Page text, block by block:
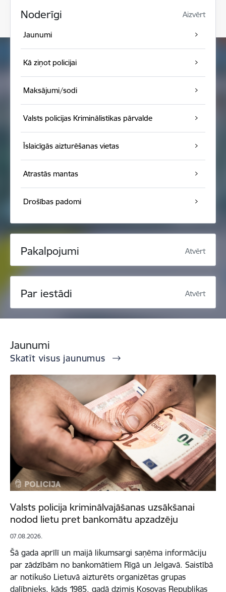
Noderīgi Aizvērt
Jaunumi
Kā ziņot policijai
Maksājumi/sodi
Valsts policijas Kriminālistikas pārvalde
Īslaicīgās aizturēšanas vietas
Atrastās mantas
Drošības padomi
Pakalpojumi Atvērt
Par iestādi Atvērt
Jaunumi
Skatīt visus jaunumus
Valsts policija kriminālvajāšanas uzsākšanai
nodod lietu pret bankomātu apzadzēju
07.08.2026.
Šā gada aprīlī un maijā likumsargi saņēma informāciju
par zādzībām no bankomātiem Rīgā un Jelgavā. Saistībā
ar notikušo Lietuvā aizturēts organizētas grupas
dalībnieks, kāds 1985. gadā dzimis Kosovas Republikas